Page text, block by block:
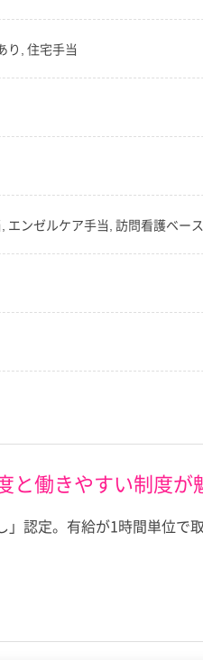
り, 住宅手当
ンゼルケア手当, 訪問看護ベー
働きやすい制度が
認定。有給が1時間単位